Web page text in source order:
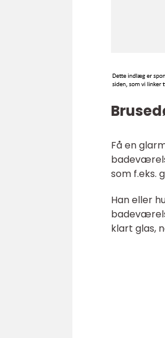
Få en
som f.eks.
Han eller
klart glas,